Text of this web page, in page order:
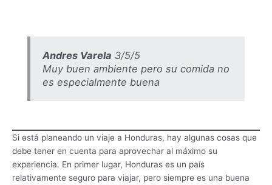
Andres Varela 3/5/5
Muy buen ambiente pero su comida no
es especialmente buena
Si está planeando un viaje a Honduras, hay algunas cosas que
debe tener en cuenta para aprovechar al máximo su
experiencia. En primer lugar, Honduras es un país
relativamente seguro para viajar, pero siempre es una buena